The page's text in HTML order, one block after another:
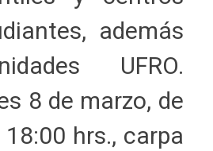
además
UFRO.
8 de marzo, de
hrs., carpa